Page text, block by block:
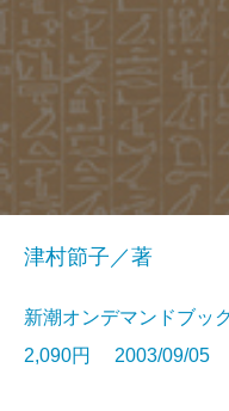
津村節子／著
新潮オンデマンドブ
2,090円 2003/09/05